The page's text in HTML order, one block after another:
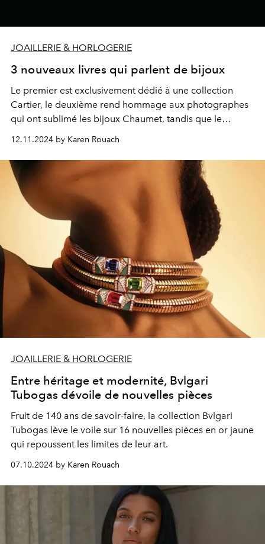
JOAILLERIE & HORLOGERIE
3 nouveaux livres qui parlent de bijoux
Le premier est exclusivement dédié à une collection
Cartier, le deuxième rend hommage aux photographes
qui ont sublimé les bijoux Chaumet, tandis que le
collectionneur.
12.11.2024 by Karen Rouach
JOAILLERIE & HORLOGERIE
Entre héritage et modernité, Bvlgari
Tubogas dévoile de nouvelles pièces
Fruit de 140 ans de savoir-faire, la collection Bvlgari
Tubogas lève le voile sur 16 nouvelles pièces en or jaune
qui repoussent les limites de leur art.
07.10.2024 by Karen Rouach